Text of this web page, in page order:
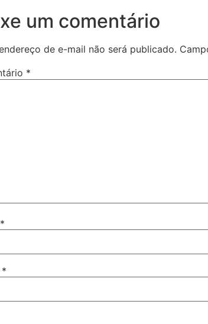
um comentário
de e-mail não será publicado.
*
*
*